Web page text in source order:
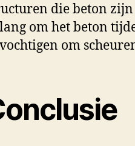
die beton
om het beton
om